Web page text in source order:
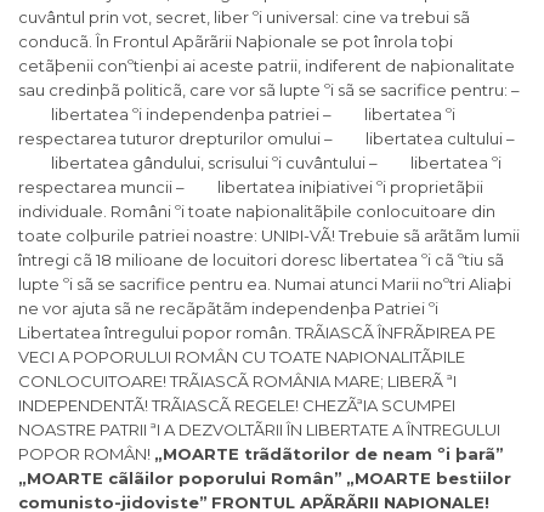
cuvântul prin vot, secret, liber ºi universal: cine va trebui sã
conducã. În Frontul Apãrãrii Naþionale se pot înrola toþi
cetãþenii conºtienþi ai aceste patrii, indiferent de naþionalitate
sau credinþã politicã, care vor sã lupte ºi sã se sacrifice pentru: –
libertatea ºi independenþa patriei – libertatea ºi
respectarea tuturor drepturilor omului – libertatea cultului –
libertatea gândului, scrisului ºi cuvântului – libertatea ºi
respectarea muncii – libertatea iniþiativei ºi proprietãþii
individuale. Români ºi toate naþionalitãþile conlocuitoare din
toate colþurile patriei noastre: UNIÞI-VÃ! Trebuie sã arãtãm lumii
întregi cã 18 milioane de locuitori doresc libertatea ºi cã ºtiu sã
lupte ºi sã se sacrifice pentru ea. Numai atunci Marii noºtri Aliaþi
ne vor ajuta sã ne recãpãtãm independenþa Patriei ºi
Libertatea întregului popor român. TRÃIASCÃ ÎNFRÃÞIREA PE
VECI A POPORULUI ROMÂN CU TOATE NAÞIONALITÃÞILE
CONLOCUITOARE! TRÃIASCÃ ROMÂNIA MARE; LIBERÃ ªI
INDEPENDENTÃ! TRÃIASCÃ REGELE! CHEZÃªIA SCUMPEI
NOASTRE PATRII ªI A DEZVOLTÃRII ÎN LIBERTATE A ÎNTREGULUI
POPOR ROMÂN! „MOARTE trãdãtorilor de neam ºi þarã”
„MOARTE cãlãilor poporului Român” „MOARTE bestiilor
comunisto-jidoviste” FRONTUL APÃRÃRII NAÞIONALE!